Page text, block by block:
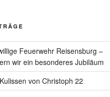
Feuerwehr Reisensburg –
wir ein besonderes Jubiläum
von Christoph 22